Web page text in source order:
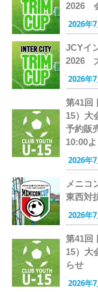
2026
2026年
JCYイ
2026
2026年
第41回
15）大
予約販
10:00よ
2026年
メニコ
東西対
2026年
第41回
15）大
らせ
2026年